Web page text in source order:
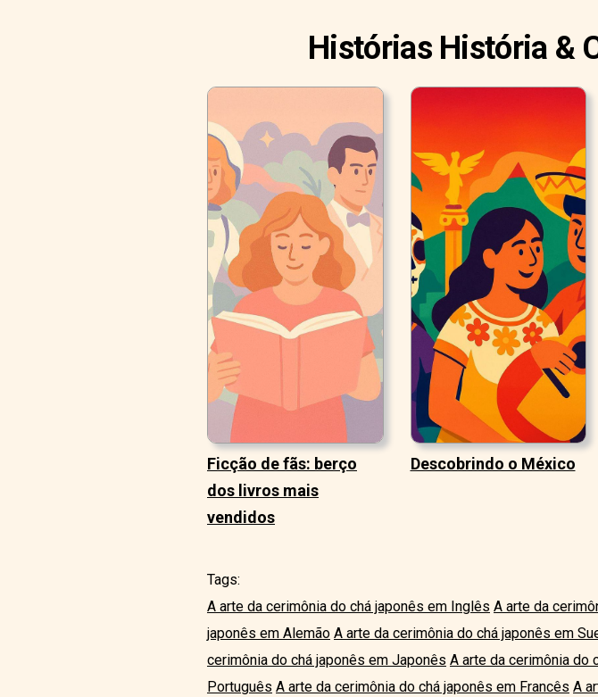
Histórias História &
Ficção de fãs: berço
dos livros mais
vendidos
Descobrindo o México
Tags:
A arte da cerimônia do chá japonês em Inglês A arte da
japonês em Alemão A arte da cerimônia do chá japonês em
cerimônia do chá japonês em Japonês A arte da cerimônia do
Português A arte da cerimônia do chá japonês em Francês A